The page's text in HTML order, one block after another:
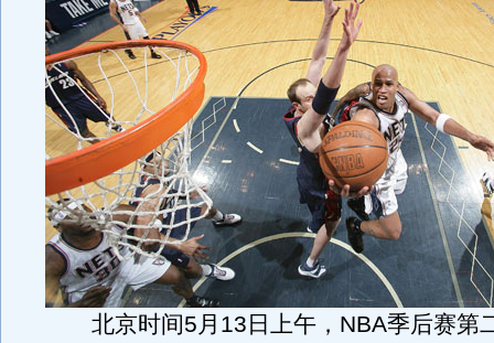
北京时间5月13日上午，NBA季后赛第